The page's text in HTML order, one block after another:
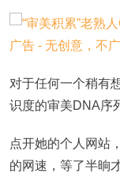
对于任何一个稍有
识度的审美DNA序
点开她的个人网站
的网速，等了半晌